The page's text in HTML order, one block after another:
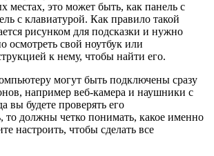
местах, это может быть, как панель с
с клавиатурой. Как правило такой
рисунком для подсказки и нужно
осмотреть свой ноутбук или
к нему, чтобы найти его.
могут быть подключены сразу
например веб-камера и наушники с
вы будете проверять его
то должны четко понимать, какое именно
настроить, чтобы сделать все